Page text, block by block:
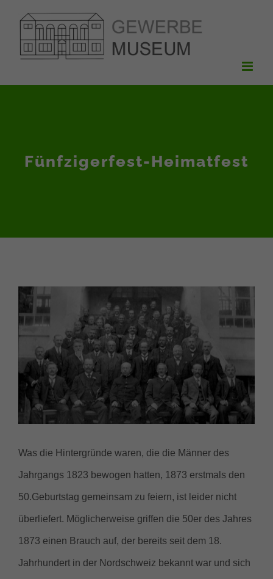
Inhalt
springen
Fünfzigerfest-Heimatfest
Zeige
grösseres
Bild
Was die Hintergründe waren, die die Männer des
Jahrgangs 1823 bewogen hatten, 1873 erstmals den
50.Geburtstag gemeinsam zu feiern, ist leider nicht
überliefert. Möglicherweise griffen die 50er des Jahres
1873 einen Brauch auf, der bereits seit dem 18.
Jahrhundert in der Nordschweiz bekannt war und sich